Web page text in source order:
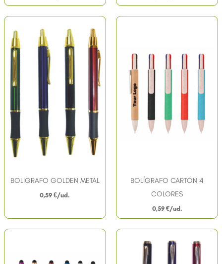
BOLIGRAFO GOLDEN METAL
0,59 €
BOLÍGRAFO CARTÓN 4
COLORES
0,59 €